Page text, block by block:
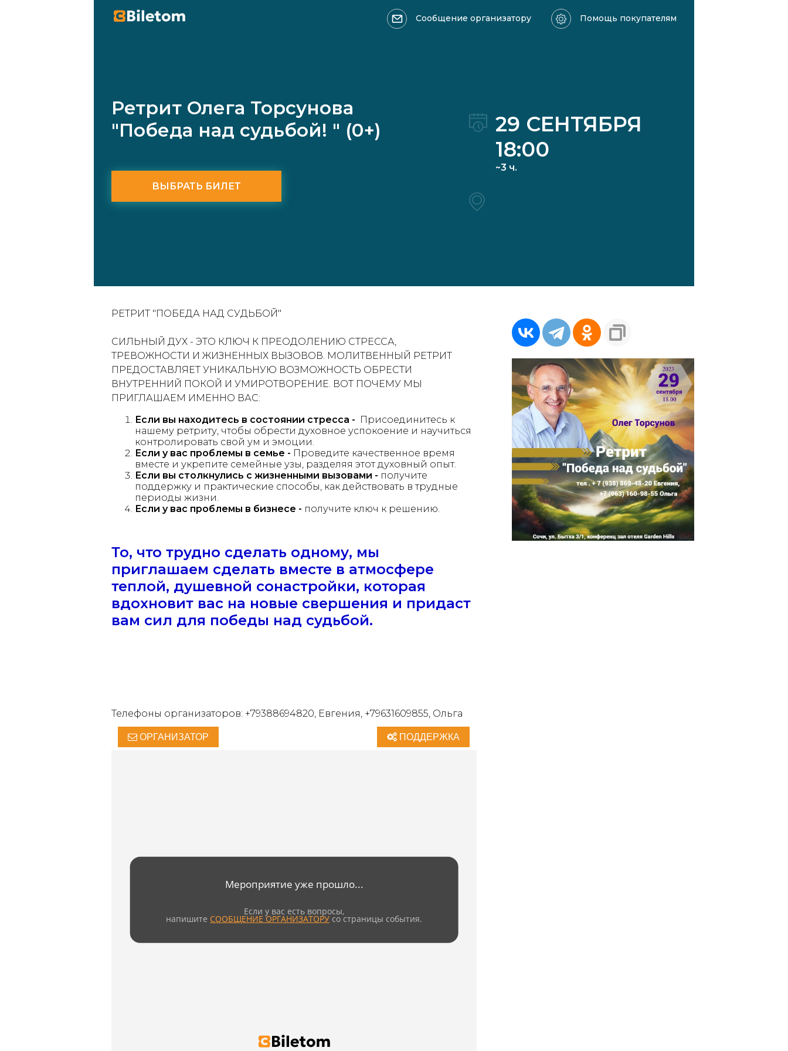
Сообщение организатору Помощь покупателям
Ретрит Олега Торсунова
"Победа над судьбой! " (0+)
29 СЕНТЯБРЯ
18:00
~3 ч.
ВЫБРАТЬ БИЛЕТ
РЕТРИТ "ПОБЕДА НАД СУДЬБОЙ"
СИЛЬНЫЙ ДУХ - ЭТО КЛЮЧ К ПРЕОДОЛЕНИЮ СТРЕССА,
ТРЕВОЖНОСТИ И ЖИЗНЕННЫХ ВЫЗОВОВ. МОЛИТВЕННЫЙ РЕТРИТ
ПРЕДОСТАВЛЯЕТ УНИКАЛЬНУЮ ВОЗМОЖНОСТЬ ОБРЕСТИ
ВНУТРЕННИЙ ПОКОЙ И УМИРОТВОРЕНИЕ. ВОТ ПОЧЕМУ МЫ
ПРИГЛАШАЕМ ИМЕННО ВАС:
Если вы находитесь в состоянии стресса - Присоединитесь к
нашему ретриту, чтобы обрести духовное успокоение и научиться
контролировать свой ум и эмоции.
Если у вас проблемы в семье - Проведите качественное время
вместе и укрепите семейные узы, разделяя этот духовный опыт.
Если вы столкнулись с жизненными вызовами - получите
поддержку и практические способы, как действовать в трудные
периоды жизни.
Если у вас проблемы в бизнесе - получите ключ к решению.
То, что трудно сделать одному, мы
приглашаем сделать вместе в атмосфере
теплой, душевной сонастройки, которая
вдохновит вас на новые свершения и придаст
вам сил для победы над судьбой.
Телефоны организаторов: +79388694820, Евгения, +79631609855, Ольга
ОРГАНИЗАТОР ПОДДЕРЖКА
Нажмите галочку для подтверждения